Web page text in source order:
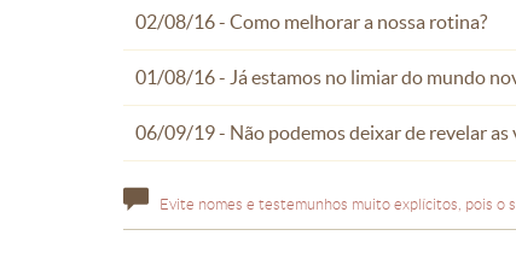
02/08/16 - Como melhorar a nossa rotina?
01/08/16 - Já estamos no limiar do mundo
06/09/19 - Não podemos deixar de revelar as
Evite nomes e testemunhos muito explícitos, pois o